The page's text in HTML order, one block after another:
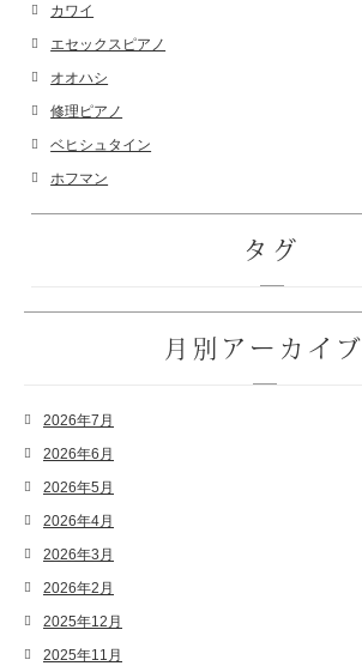
カワイ
エセックスピアノ
オオハシ
修理ピアノ
ベヒシュタイン
ホフマン
タグ
月別アーカイブ
2026年7月
2026年6月
2026年5月
2026年4月
2026年3月
2026年2月
2025年12月
2025年11月